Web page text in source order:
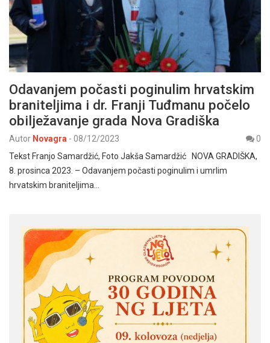
Odavanjem počasti poginulim hrvatskim
braniteljima i dr. Franji Tuđmanu počelo
obilježavanje grada Nova Gradiška
Autor Novagra - 08/12/2023
0
Tekst Franjo Samardžić, Foto Jakša Samardžić NOVA GRADIŠKA,
8. prosinca 2023. – Odavanjem počasti poginulim i umrlim
hrvatskim braniteljima…